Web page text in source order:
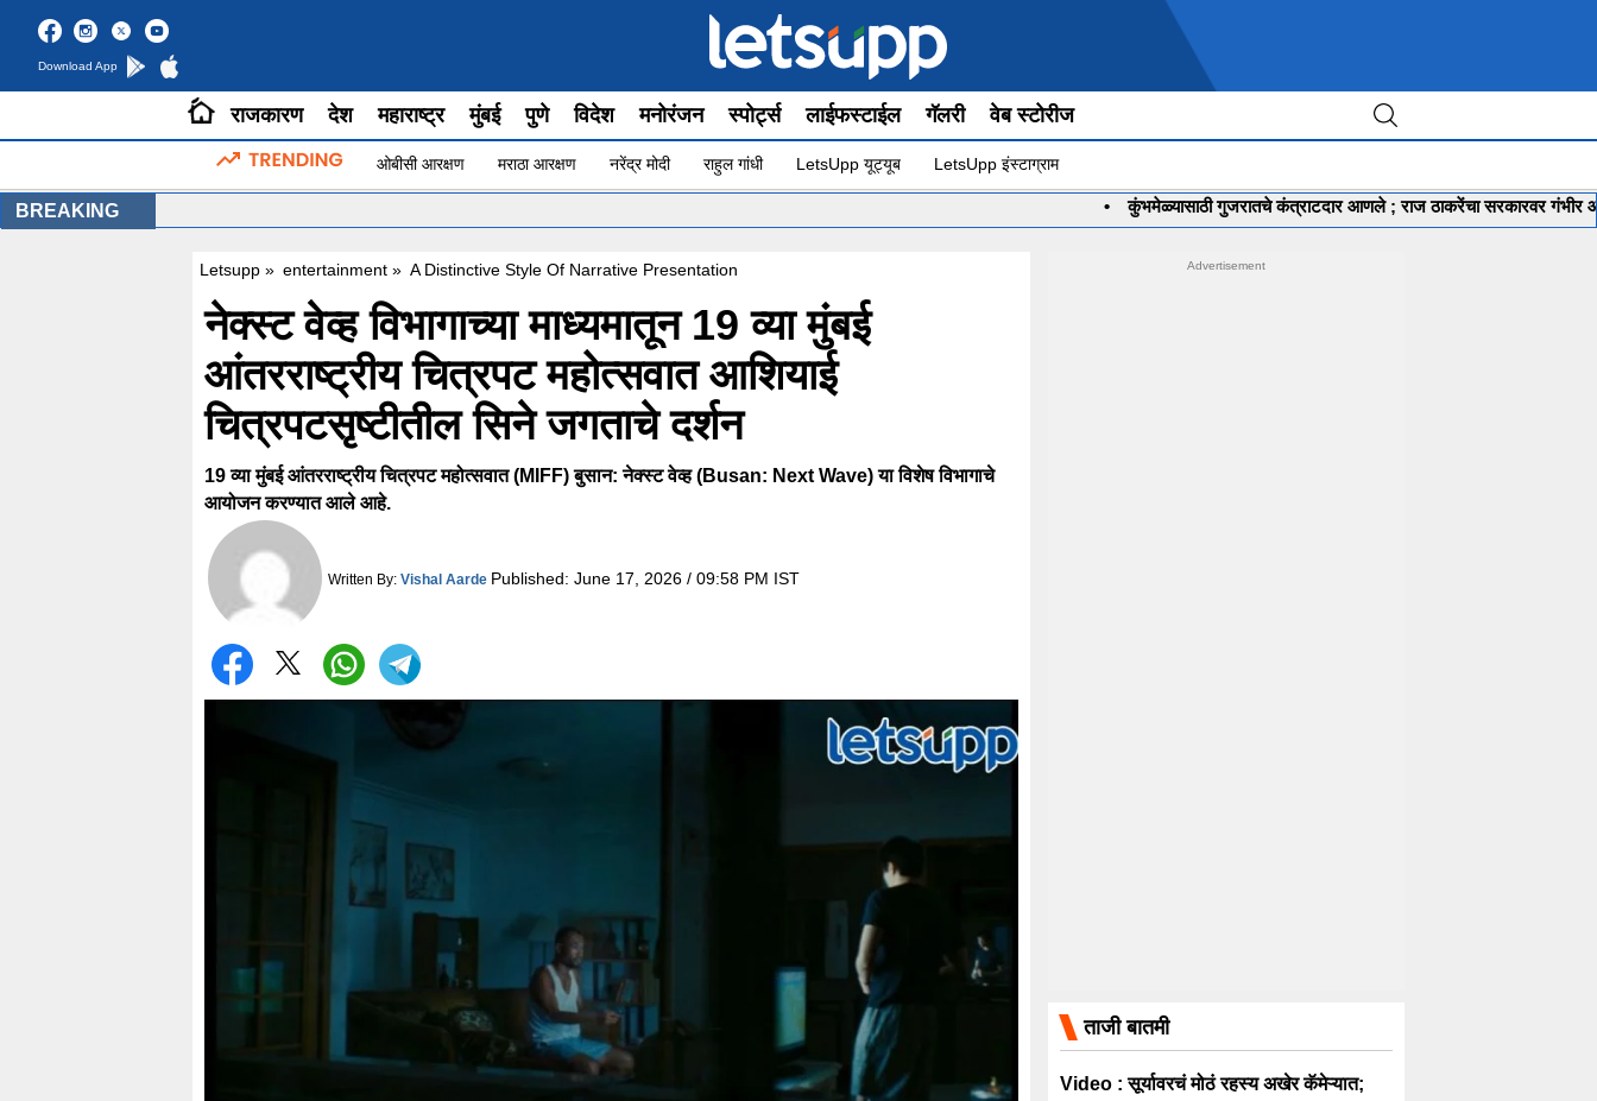
Download App
राजकारण देश महाराष्ट्र मुंबई पुणे विदेश मनोरंजन स्पोर्ट्स लाईफस्टाईल गॅलरी वेब स्टोरीज
ओबीसी आरक्षण मराठा आरक्षण नरेंद्र मोदी राहुल गांधी LetsUpp यूट्यूब LetsUpp इंस्टाग्राम
BREAKING कुंभमेळ्यासाठी गुजरातचे कंत्राटदार आणले ; राज ठाकरेंचा सरकारवर गंभीर आरोप •
Letsupp » entertainment » A Distinctive Style Of Narrative Presentation
नेक्स्ट वेव्ह विभागाच्या माध्यमातून 19 व्या मुंबई
आंतरराष्ट्रीय चित्रपट महोत्सवात आशियाई
चित्रपटसृष्टीतील सिने जगताचे दर्शन
19 व्या मुंबई आंतरराष्ट्रीय चित्रपट महोत्सवात (MIFF) बुसान: नेक्स्ट वेव्ह (Busan: Next Wave) या विशेष विभागाचे
आयोजन करण्यात आले आहे.
Written By: Vishal Aarde Published: June 17, 2026 / 09:58 PM IST
ताजी बातमी
Video : सूर्यावरचं मोठं रहस्य अखेर कॅमेऱ्यात;